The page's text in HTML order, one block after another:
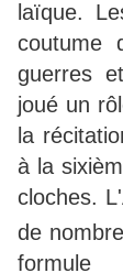
laïque.
coutume
guerres
joué un
la
à la
cloches.
de
formule